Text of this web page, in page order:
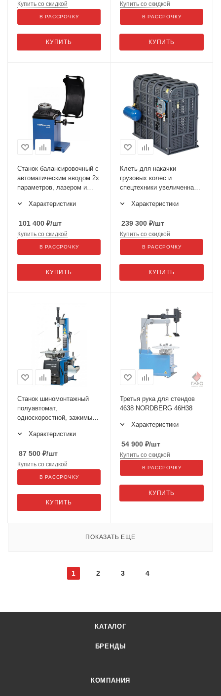
КУПИТЬ
Купить со скидкой
В РАССРОЧКУ
КУПИТЬ
Купить со скидкой
В РАССРОЧКУ
Станок балансировочный с
автоматическим вводом 2х
параметров, лазером и
4523N1Характеристики
101 400 ₽/шт
КУПИТЬ
Купить со скидкой
В РАССРОЧКУ
Клеть для накачки
грузовых колес и
спецтехники увеличенная
Характеристики
239 300 ₽/шт
КУПИТЬ
Купить со скидкой
В РАССРОЧКУ
Станок шиномонтажный
полуавтомат,
односкоростной, зажимы
Характеристики
87 500 ₽/шт
КУПИТЬ
Купить со скидкой
В РАССРОЧКУ
Третья рука для стендов
4638 NORDBERG 46H38
Характеристики
54 900 ₽/шт
КУПИТЬ
Купить со скидкой
В РАССРОЧКУ
ПОКАЗАТЬ ЕЩЕ
1 2 3 4
КАТАЛОГ
БРЕНДЫ
КОМПАНИЯ